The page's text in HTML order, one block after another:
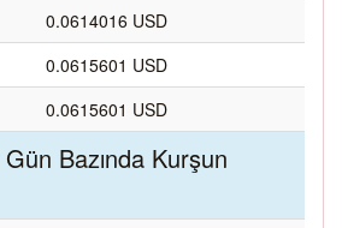
0.0614016 USD
0.0615601 USD
0.0615601 USD
Bazında Kurşun